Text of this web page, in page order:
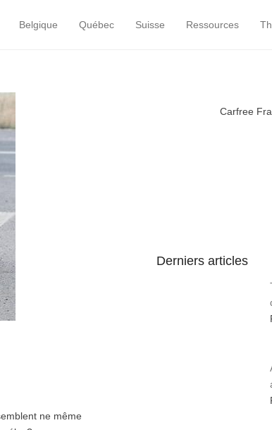
Belgique Québec Suisse Ressources
ne même
Carfree
Derniers articles